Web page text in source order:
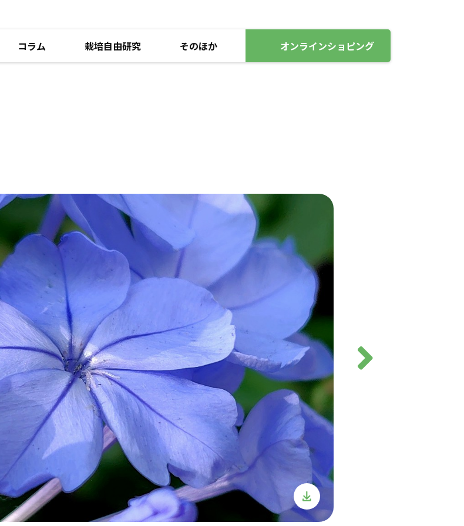
コラム 栽培自由研究 そのほか オンラインショピング